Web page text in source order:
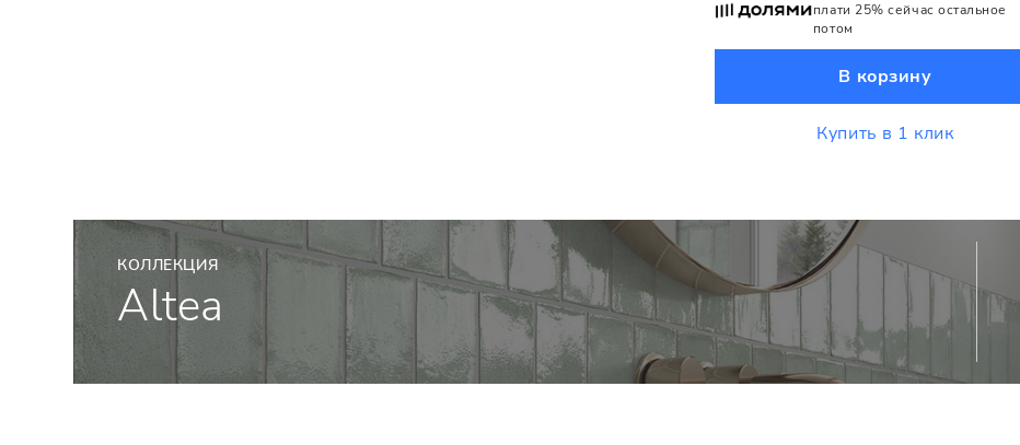
плати 25% сейчас остальное
потом
В корзину
Купить в 1 клик
КОЛЛЕКЦИЯ
Altea